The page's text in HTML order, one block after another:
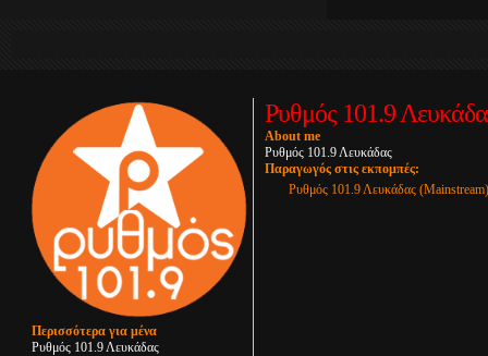
Περισσότερα για μένα
Ρυθμός 101.9 Λευκάδας
Ρυθμός 101.9
About me
Ρυθμός 101.9 Λευκάδας
Παραγωγός στις εκπομπές:
Ρυθμός 101.9 Λευκάδας (Mainstream)